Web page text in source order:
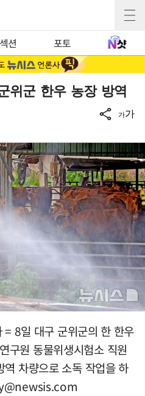
섹션 포토
위군 한우 농장 방역
가가
8일 대구 군위군의 한 한우
구원 동물위생시험소 직원
차량으로 소독 작업을 하